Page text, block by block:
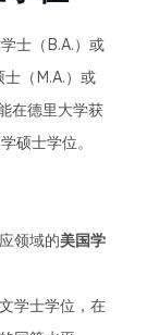
士（B.A.）或
（M.A.）或
在德里大学获
硕士学位。
领域的美国学
学士学位，在